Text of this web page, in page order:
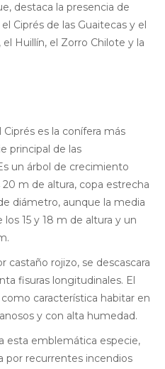
destaca la presencia de
Ciprés de las Guaitecas y el
Huillín, el Zorro Chilote y la
es la conífera más
principal de las
un árbol de crecimiento
m de altura, copa estrecha
diámetro, aunque la media
15 y 18 m de altura y un
castaño rojizo, se descascara
fisuras longitudinales. El
característica habitar en
y con alta humedad.
esta emblemática especie,
por recurrentes incendios